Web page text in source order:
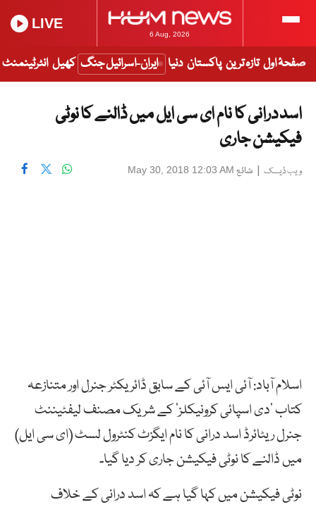
6 Aug, 2026
LIVE
صفحۂ اول تازہ ترین پاکستان دنیا ایران-اسرائیل جنگ کھیل انٹرٹینمنٹ
اسد درانی کا نام ای سی ایل میں ڈالنے کا نوٹی
فیکیشن جاری
ویب ڈیسک | شائع May 30, 2018 12:03 AM
اسلام آباد: آئی ایس آئی کے سابق ڈائریکٹر جنرل اور متنازعہ
کتاب ‘دی اسپائی کرونیکلز’ کے شریک مصنف لیفٹیننٹ
جنرل ریٹائرڈ اسد درانی کا نام ایگزٹ کنٹرول لسٹ (ای سی ایل)
میں ڈالنے کا نوٹی فیکیشن جاری کر دیا گیا۔
نوٹی فیکیشن میں کہا گیا ہے کہ اسد درانی کے خلاف